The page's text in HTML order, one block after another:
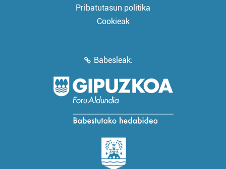
Pribatutasun politika
Cookieak
Babesleak: